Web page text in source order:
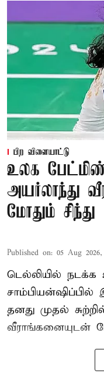
பிற விளையாட்டு
உலக
அயர்லாந்து
மோதும் சிந்து
Published on: 05 Aug
டெல்லியில்
சாம்பியன்ஷிப்பில்
தனது முதல்
வீராங்கனையுடன்